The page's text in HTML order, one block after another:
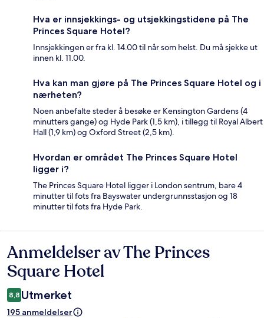
Hva er innsjekkings- og utsjekkingstidene på The
Princes Square Hotel?
Innsjekkingen er fra kl. 14.00 til når som helst. Du må sjekke ut
innen kl. 11.00.
Hva kan man gjøre på The Princes Square Hotel og i
nærheten?
Noen anbefalte steder å besøke er Kensington Gardens (4
minutters gange) og Hyde Park (1,5 km), i tillegg til Royal Albert
Hall (1,9 km) og Oxford Street (2,5 km).
Hvordan er området The Princes Square Hotel
ligger i?
The Princes Square Hotel ligger i London sentrum, bare 4
minutter til fots fra Bayswater undergrunnsstasjon og 18
minutter til fots fra Hyde Park.
Anmeldelser
Anmeldelser av The Princes
Square Hotel
8,8 Utmerket
195 anmeldelser